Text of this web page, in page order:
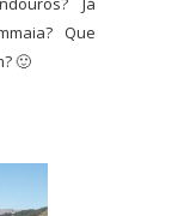
Que
🙂